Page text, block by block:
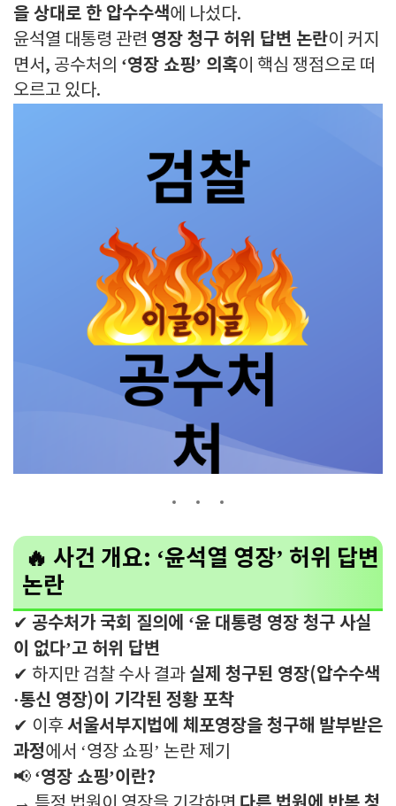
을 상대로 한 압수수색에 나섰다.
윤석열 대통령 관련 영장 청구 허위 답변 논란이 커지
면서, 공수처의 ‘영장 쇼핑’ 의혹이 핵심 쟁점으로 떠
오르고 있다.
🔥 사건 개요: ‘윤석열 영장’ 허위 답변
논란
✔ 공수처가 국회 질의에 ‘윤 대통령 영장 청구 사실
이 없다’고 허위 답변
✔ 하지만 검찰 수사 결과 실제 청구된 영장(압수수색
·통신 영장)이 기각된 정황 포착
✔ 이후서울서부지법에 체포영장을 청구해 발부받은
과정에서 ‘영장 쇼핑’ 논란 제기
📢 ‘영장 쇼핑’이란?